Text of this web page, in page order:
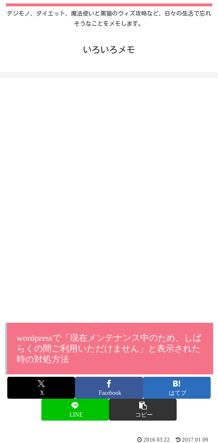
デジモノ、ダイエット、魔法使いと黒猫のウィズ攻略など、日々の生活で忘れ
そうなことをメモします。
いろいろメモ
wordpressで「現在メンテナンス中のため、しば
らくの間ご利用いただけません」と表示された
時の対処方法
X Facebook はてブ
LINE コピー
2016.03.22 2017.01.09